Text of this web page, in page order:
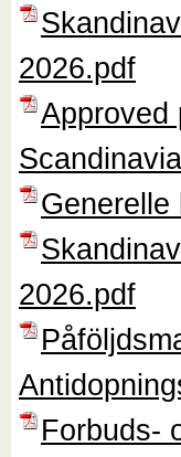
2026.pdf
Approved
Generelle
2026.pdf
Forbuds-